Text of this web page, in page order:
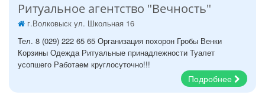
Ритуальное агентство "Вечность"
г.Волковыск ул. Школьная 16
Тел. 8 (029) 222 65 65 Организация похорон Гробы Венки
Корзины Одежда Ритуальные принадлежности Туалет
усопшего Работаем круглосуточно!!!
Подробнее